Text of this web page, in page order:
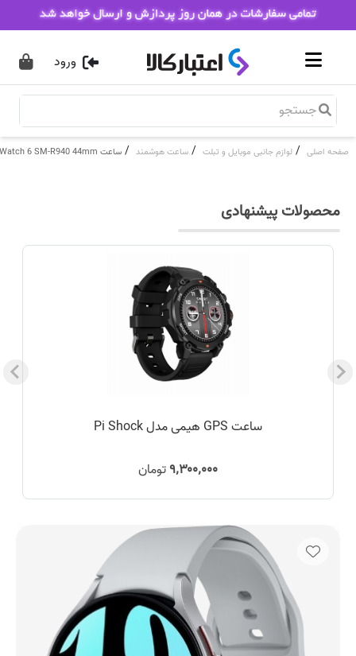
ورود
صفحه اصلی / لوازم جانبی موبایل و تبلت / ساعت هوشمند / ساعت Samsung Galaxy Watch 6 SM-R940 44mm
محصولات پیشنهادی
ساعت GPS هیمی مدل Pi Shock
۹٬۳۰۰٬۰۰۰ تومان